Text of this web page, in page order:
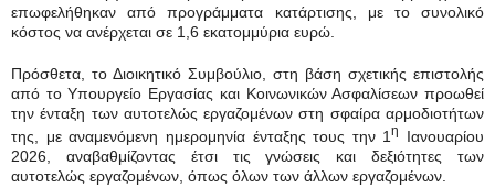
επωφελήθηκαν από προγράμματα κατάρτισης, με το συνολικό
κόστος να ανέρχεται σε 1,6 εκατομμύρια ευρώ.
Πρόσθετα, το Διοικητικό Συμβούλιο, στη βάση σχετικής επιστολής
από το Υπουργείο Εργασίας και Κοινωνικών Ασφαλίσεων προωθεί
την ένταξη των αυτοτελώς εργαζομένων στη σφαίρα αρμοδιοτήτων
της, με αναμενόμενη ημερομηνία ένταξης τους την 1η
Ιανουαρίου
2026, αναβαθμίζοντας έτσι τις γνώσεις και δεξιότητες των
αυτοτελώς εργαζομένων, όπως όλων των άλλων εργαζομένων.